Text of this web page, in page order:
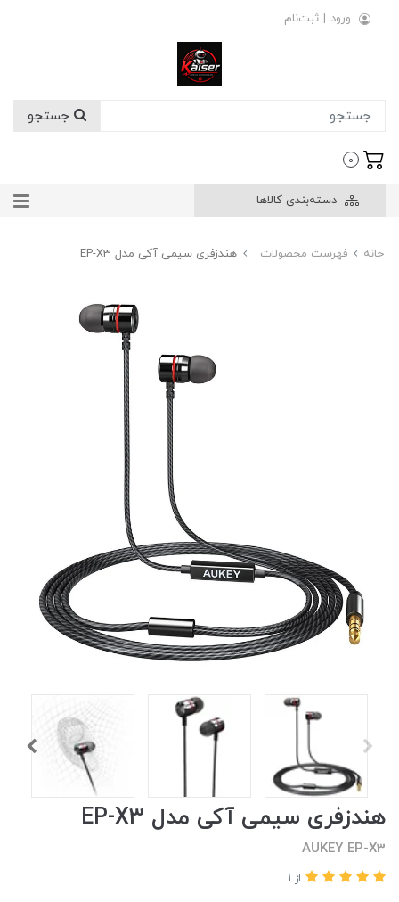
ورود | ثبت‌نام
0
دسته‌بندی کالاها
خانه فهرست محصولات هندزفری سیمی آکی مدل EP-X3
هندزفری سیمی آکی مدل EP-X3
AUKEY EP-X3
از 1